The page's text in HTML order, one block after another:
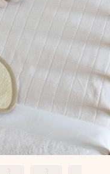
– met haar naam,
Zonder gedoe, maar